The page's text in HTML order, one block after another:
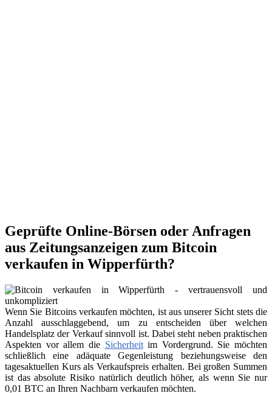
Geprüfte Online-Börsen oder Anfragen
aus Zeitungsanzeigen zum Bitcoin
verkaufen in Wipperfürth?
Wenn Sie Bitcoins verkaufen möchten, ist aus unserer Sicht stets die
Anzahl ausschlaggebend, um zu entscheiden über welchen
Handelsplatz der Verkauf sinnvoll ist. Dabei steht neben praktischen
Aspekten vor allem die Sicherheitim Vordergrund. Sie möchten
schließlich eine adäquate Gegenleistung beziehungsweise den
tagesaktuellen Kurs als Verkaufspreis erhalten. Bei großen Summen
ist das absolute Risiko natürlich deutlich höher, als wenn Sie nur
0,01 BTC an Ihren Nachbarn verkaufen möchten.